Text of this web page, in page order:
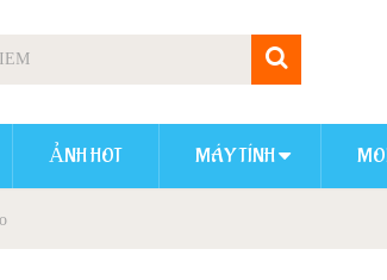
ẢNH HOT MÁY TÍNH